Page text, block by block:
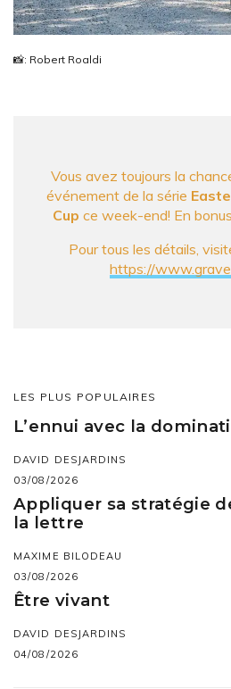
📸: Robert Roaldi
Vous avez toujours la
événement de la série
Cup ce week-end! En
Pour tous les détails,
https://
LES PLUS POPULAIRES
L’ennui avec la
DAVID DESJARDINS
03/08/2026
Appliquer sa stratégie
la lettre
MAXIME BILODEAU
03/08/2026
Être vivant
DAVID DESJARDINS
04/08/2026